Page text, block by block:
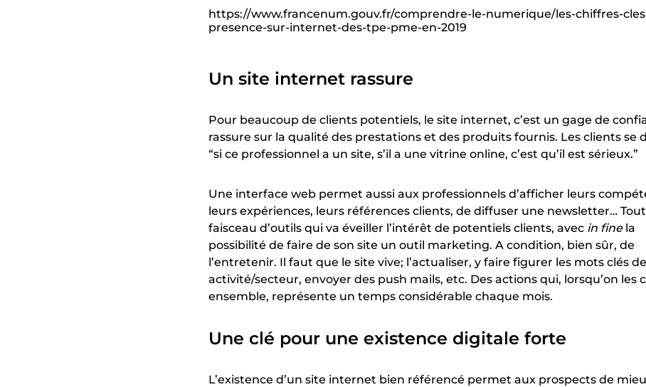
https://www.francenum.gouv.fr/comprendre-le-numerique/les-chiffres-
presence-sur-internet-des-tpe-pme-en-2019
Un site internet rassure
Pour beaucoup de clients potentiels, le site internet, c’est un gage de
rassure sur la qualité des prestations et des produits fournis. Les clients se
“si ce professionnel a un site, s’il a une vitrine online, c’est qu’il est sérieux.”
Une interface web permet aussi aux professionnels d’afficher leurs
leurs expériences, leurs références clients, de diffuser une newsletter…
faisceau d’outils qui va éveiller l’intérêt de potentiels clients, avecin finela
possibilité de faire de son site un outil marketing. A condition, bien sûr, de
l’entretenir. Il faut que le site vive; l’actualiser, y faire figurer les mots clés
activité/secteur, envoyer des push mails, etc. Des actions qui, lorsqu’on les
ensemble, représente un temps considérable chaque mois.
Une clé pour une existence digitale forte
L’existence d’un site internet bien référencé permet aux prospects de